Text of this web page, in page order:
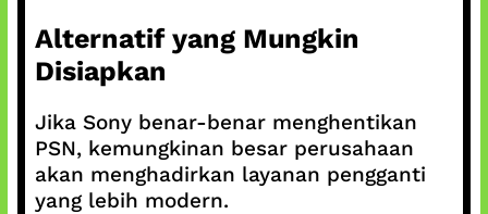
Alternatif yang Mungkin
Disiapkan
Jika Sony benar-benar menghentikan
PSN, kemungkinan besar perusahaan
akan menghadirkan layanan pengganti
yang lebih modern.